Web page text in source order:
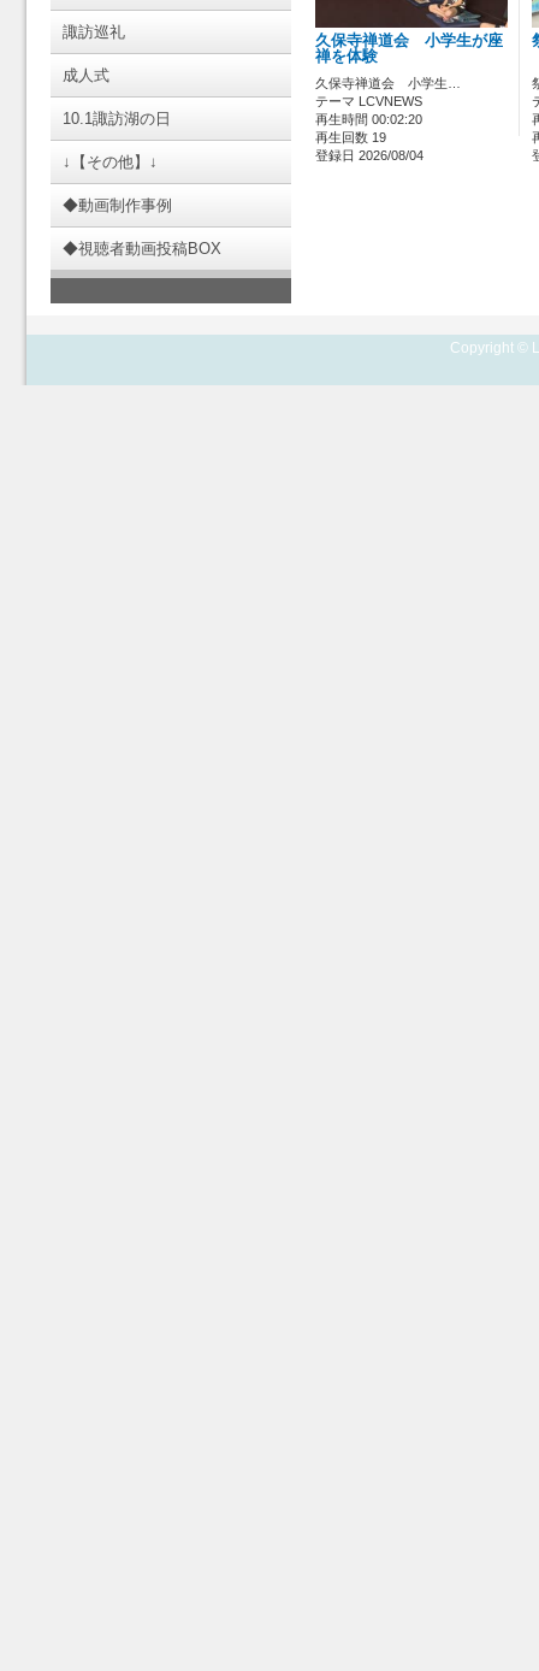
諏訪巡礼
成人式
10.1諏訪湖の日
↓【その他】↓
◆動画制作事例
◆視聴者動画投稿BOX
久保寺禅道会 小学生が座
禅を体験
久保寺禅道会 小学生…
テーマ LCVNEWS
再生時間 00:02:20
再生回数 19
登録日 2026/08/04
Copyright ©